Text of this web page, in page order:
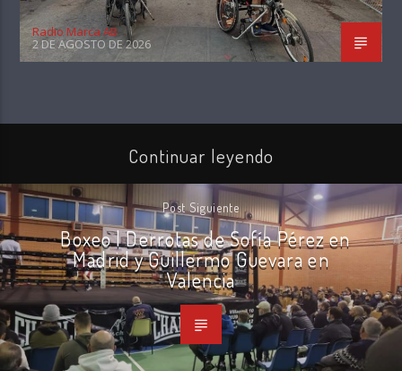
Radio Marca AB
2 DE AGOSTO DE 2026
Continuar leyendo
Post Siguiente
Boxeo | Derrotas de Sofía Pérez en
Madrid y Guillermo Guevara en
Valencia